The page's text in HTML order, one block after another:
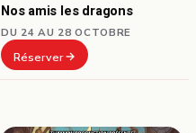
Nos amis les dragons
DU 24 AU 28 OCTOBRE
Réserver